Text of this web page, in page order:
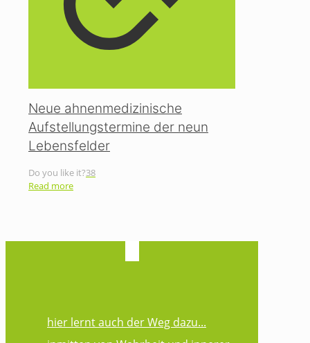
Neue ahnenmedizinische
Aufstellungstermine der neun
Lebensfelder
Do you like it?38
Read more
hier lernt auch der Weg dazu...